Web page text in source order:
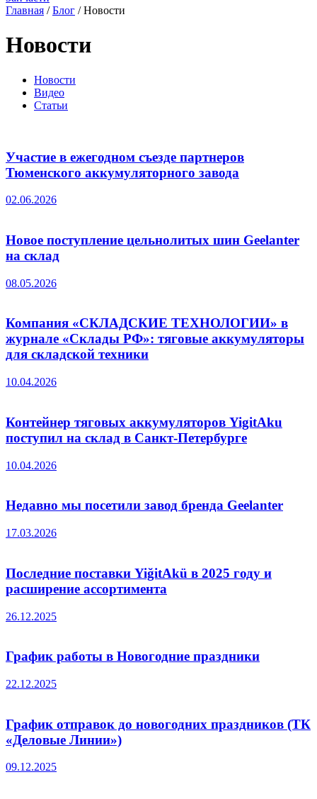
Главная /Блог /Новости
Новости
Новости
Видео
Статьи
Участие в ежегодном съезде партнеров
Тюменского аккумуляторного завода
02.06.2026
Новое поступление цельнолитых шин Geelanter
на склад
08.05.2026
Компания «СКЛАДСКИЕ ТЕХНОЛОГИИ» в
журнале «Склады РФ»: тяговые аккумуляторы
для складской техники
10.04.2026
Контейнер тяговых аккумуляторов YigitAku
поступил на склад в Санкт-Петербурге
10.04.2026
Недавно мы посетили завод бренда Geelanter
17.03.2026
Последние поставки YiğitAkü в 2025 году и
расширение ассортимента
26.12.2025
График работы в Новогодние праздники
22.12.2025
График отправок до новогодних праздников (ТК
«Деловые Линии»)
09.12.2025